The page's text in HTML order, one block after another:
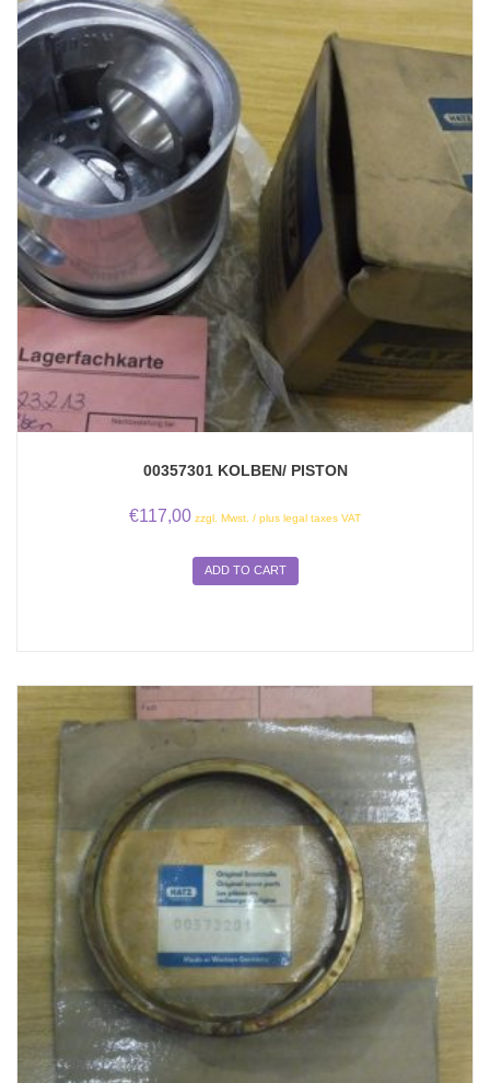
00357301 KOLBEN/ PISTON
€117,00 zzgl. Mwst. / plus legal taxes VAT
ADD TO CART